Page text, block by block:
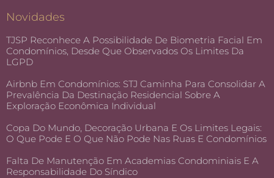
Novidades
TJSP Reconhece A Possibilidade De Biometria Facial Em
Condomínios, Desde Que Observados Os Limites Da
LGPD
Airbnb Em Condomínios: STJ Caminha Para Consolidar A
Prevalência Da Destinação Residencial Sobre A
Exploração Econômica Individual
Copa Do Mundo, Decoração Urbana E Os Limites Legais:
O Que Pode E O Que Não Pode Nas Ruas E Condomínios
Falta De Manutenção Em Academias Condominiais E A
Responsabilidade Do Síndico